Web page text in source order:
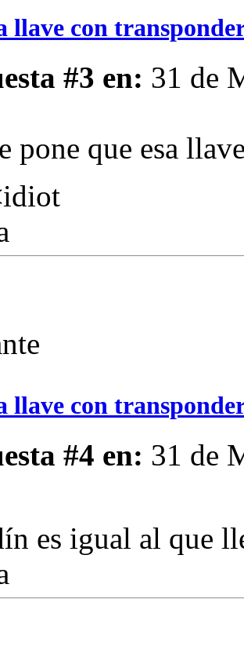
llave con
#3 en: 31 de
pone que esa
llave con
#4 en: 31 de
es igual al que